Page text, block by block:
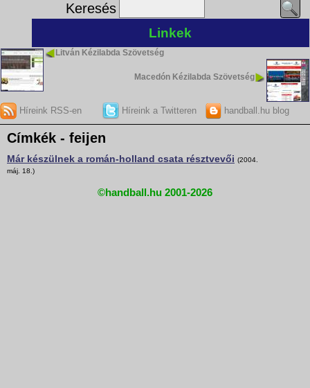
Keresés
Linkek
Litván Kézilabda Szövetség
Macedón Kézilabda Szövetség
Híreink RSS-en Híreink a Twitteren handball.hu blog
Címkék - feijen
Már készülnek a román-holland csata résztvevői (2004.
máj. 18.)
©handball.hu 2001-2026